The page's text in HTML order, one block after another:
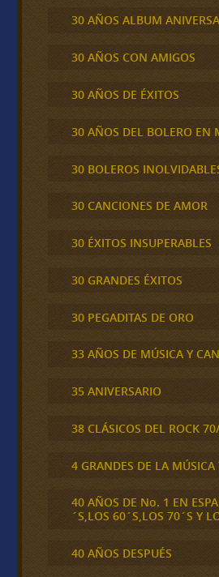
30 AÑOS ALBUM
30 AÑOS CON AMIGOS
30 AÑOS DE ÉXITOS
30 AÑOS DEL BOLERO EN
30 BOLEROS
30 CANCIONES DE AMOR
30 ÉXITOS INSUPERABLES
30 GRANDES ÉXITOS
30 PEGADITAS DE ORO
33 AÑOS DE MÚSICA Y
35 ANIVERSARIO
38 CLÁSICOS DEL ROCK
4 GRANDES DE LA MÚSICA
40 AÑOS DE No. 1 EN
´S,LOS 60´S,LOS 70´S Y
40 AÑOS DESPUÉS